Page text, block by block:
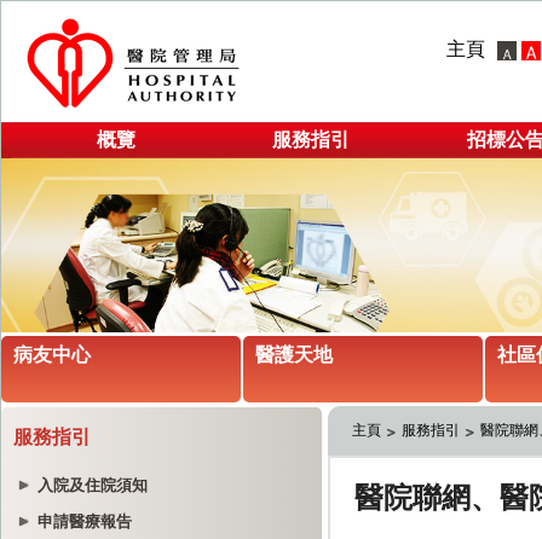
主頁
概覽 服務指引 招標公
病友中心 醫護天地 社區
服務指引
入院及住院須知
申請醫療報告
主頁 服務指引 醫院聯網